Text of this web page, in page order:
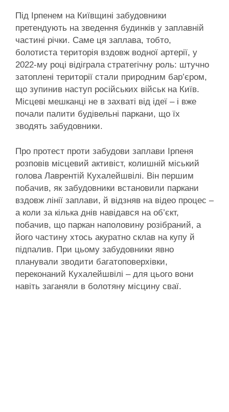
Під Ірпенем на Київщині забудовники
претендують на зведення будинків у заплавній
частині річки. Саме ця заплава, тобто,
болотиста територія вздовж водної артерії, у
2022-му році відіграла стратегічну роль: штучно
затоплені території стали природним бар’єром,
що зупинив наступ російських військ на Київ.
Місцеві мешканці не в захваті від ідеї – і вже
почали палити будівельні паркани, що їх
зводять забудовники.
Про протест проти забудови заплави Ірпеня
розповів місцевий активіст, колишній міський
голова Лаврентій Кухалейшвілі. Він першим
побачив, як забудовники встановили паркани
вздовж лінії заплави, й відзняв на відео процес –
а коли за кілька днів навідався на об’єкт,
побачив, що паркан наполовину розібраний, а
його частину хтось акуратно склав на купу й
підпалив. При цьому забудовники явно
планували зводити багатоповерхівки,
переконаний Кухалейшвілі – для цього вони
навіть заганяли в болотяну місцину сваї.